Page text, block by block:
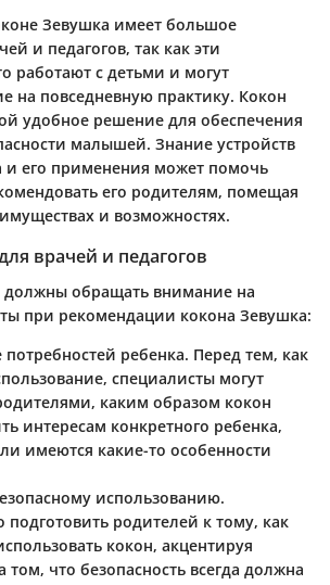
Зевушка имеет большое
и педагогов, так как эти
работают с детьми и могут
на повседневную практику. Кокон
удобное решение для обеспечения
малышей. Знание устройств
и его применения может помочь
его родителям, помещая
и возможностях.
врачей и педагогов
должны обращать внимание на
при рекомендации кокона Зевушка:
ребенка. Перед тем, как
специалисты могут
каким образом кокон
интересам конкретного ребенка,
имеются какие-то особенности
использованию.
родителей к тому, как
кокон, акцентируя
том, что безопасность всегда должна